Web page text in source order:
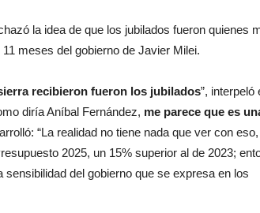
la idea de que los jubilados fueron quienes
meses del gobierno de Javier Milei.
recibieron fueron los jubilados”, interpeló
diría Aníbal Fernández, me parece que es
“La realidad no tiene nada que ver con
2025, un 15% superior al de 2023;
del gobierno que se expresa en los